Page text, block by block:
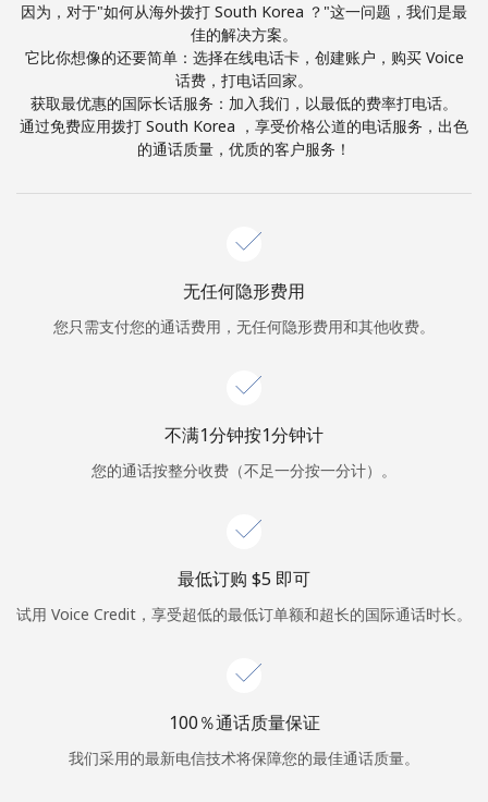
或
者
继续使用
因为，对于"如何从海外拨打 South Korea ？"这一问题，我们是最
佳的解决方案。
它比你想像的还要简单：选择在线电话卡，创建账户，购买 Voice
话费，打电话回家。
获取最优惠的国际长话服务：加入我们，以最低的费率打电话。
通过免费应用拨打 South Korea ，享受价格公道的电话服务，出色
的通话质量，优质的客户服务！
无任何隐形费用
您只需支付您的通话费用，无任何隐形费用和其他收费。
不满1分钟按1分钟计
您的通话按整分收费（不足一分按一分计）。
最低订购 ⁦$5⁩ 即可
试用 Voice Credit，享受超低的最低订单额和超长的国际通话时长。
100％通话质量保证
我们采用的最新电信技术将保障您的最佳通话质量。